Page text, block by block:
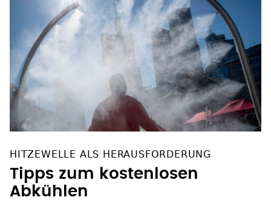
Tipps zum kostenlosen
Abkühlen